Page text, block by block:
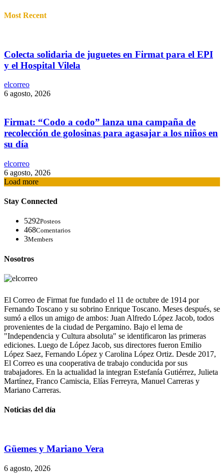
Most Recent
Colecta solidaria de juguetes en Firmat para el EPI
y el Hospital Vilela
elcorreo
6 agosto, 2026
Firmat: “Codo a codo” lanza una campaña de
recolección de golosinas para agasajar a los niños en
su día
elcorreo
6 agosto, 2026
Load more
Stay Connected
5292Posteos
468Comentarios
3Members
Nosotros
El Correo de Firmat fue fundado el 11 de octubre de 1914 por
Fernando Toscano y su sobrino Enrique Toscano. Meses después, se
sumó a ellos un amigo de ambos: Juan Alfredo López Jacob, todos
provenientes de la ciudad de Pergamino. Bajo el lema de
"Independencia y Cultura absoluta" se identificaron las primeras
ediciones. Luego de López Jacob, sus directores fueron Emilio
López Saez, Fernando López y Carolina López Ortiz. Desde 2017,
El Correo es una cooperativa de trabajo conducida por sus
trabajadores. En la actualidad la integran Estefanía Gutiérrez, Julieta
Martínez, Franco Camiscia, Elías Ferreyra, Manuel Carreras y
Mariano Carreras.
Noticias del día
Güemes y Mariano Vera
6 agosto, 2026